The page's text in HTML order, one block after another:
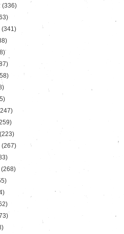
(336)
(341)
(223)
(267)
(268)